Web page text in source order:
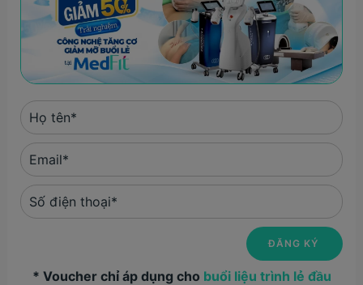
* Voucher chỉ áp dụng cho buổi liệu trình lẻ đầu